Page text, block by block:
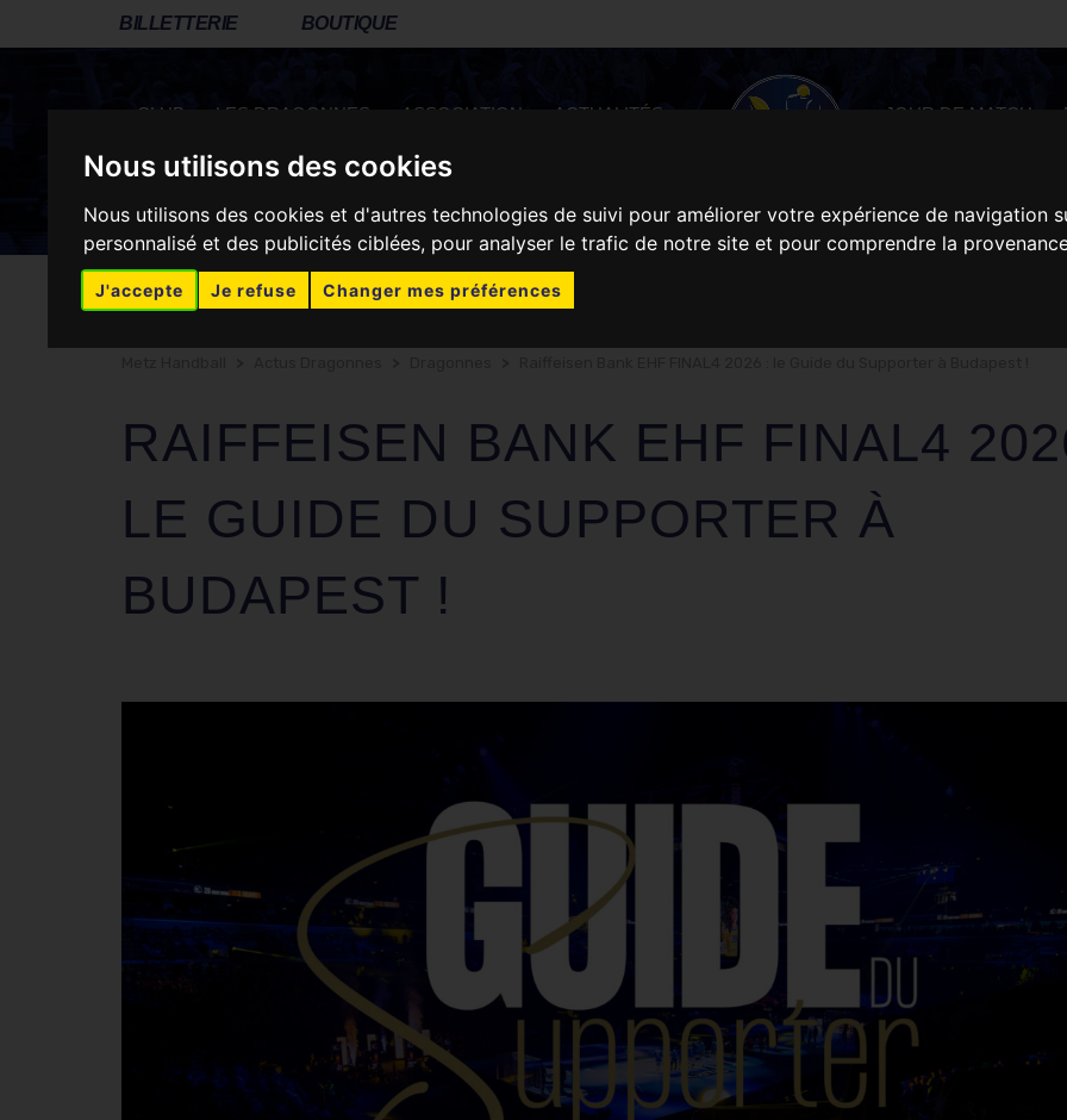
Nous utilisons des cookies
Nous utilisons des cookies et d'autres technologies de suivi pour améliorer votre expérience de navigation
personnalisé et des publicités ciblées, pour analyser le trafic de notre site et pour comprendre la
J'accepte Je refuse Changer mes préférences
BILLETTERIE BOUTIQUE
CLUB LES DRAGONNES ASSOCIATION ACTUALITÉS JOUR DE MATCH
RÉSEAUX SOCIAUX
RAIFFEISEN BANK EHF FINAL4
LE GUIDE DU SUPPORTER À
BUDAPEST !